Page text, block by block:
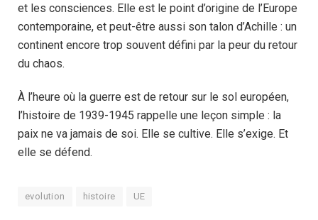
et les consciences. Elle est le point d’origine de l’Europe
contemporaine, et peut-être aussi son talon d’Achille : un
continent encore trop souvent défini par la peur du retour
du chaos.
À l’heure où la guerre est de retour sur le sol européen,
l’histoire de 1939-1945 rappelle une leçon simple : la
paix ne va jamais de soi. Elle se cultive. Elle s’exige. Et
elle se défend.
evolution histoire UE